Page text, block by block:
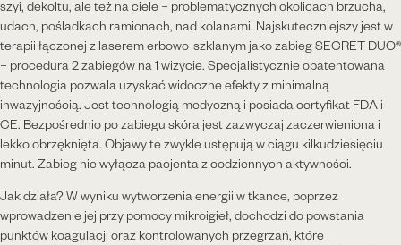
szyi, dekoltu, ale też na ciele – problematycznych okolicach brzucha,
udach, pośladkach ramionach, nad kolanami. Najskuteczniejszy jest w
terapii łączonej z laserem erbowo-szklanym jako zabieg SECRET DUO®
– procedura 2 zabiegów na 1 wizycie. Specjalistycznie opatentowana
technologia pozwala uzyskać widoczne efekty z minimalną
inwazyjnością. Jest technologią medyczną i posiada certyfikat FDA i
CE. Bezpośrednio po zabiegu skóra jest zazwyczaj zaczerwieniona i
lekko obrzęknięta. Objawy te zwykle ustępują w ciągu kilkudziesięciu
minut. Zabieg nie wyłącza pacjenta z codziennych aktywności.
Jak działa? W wyniku wytworzenia energii w tkance, poprzez
wprowadzenie jej przy pomocy mikroigieł, dochodzi do powstania
punktów koagulacji oraz kontrolowanych przegrzań, które